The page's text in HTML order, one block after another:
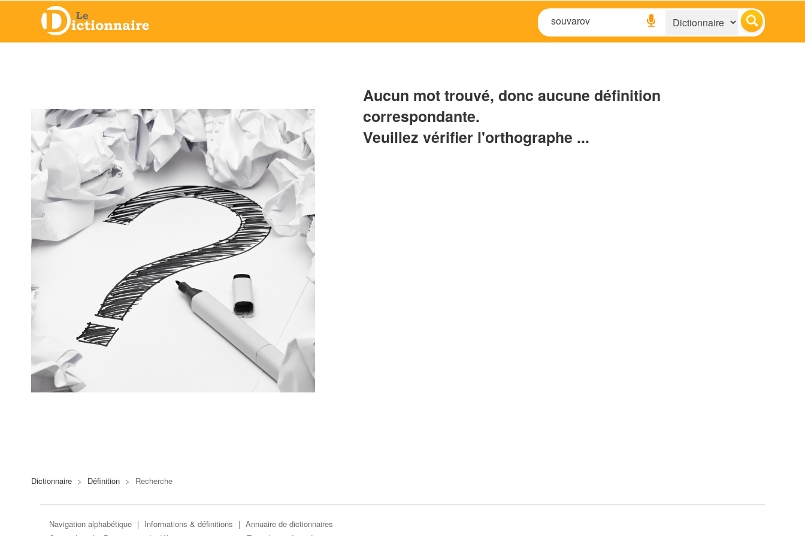
Aucun mot trouvé, donc aucune définition
correspondante.
Veuillez vérifier l'orthographe ...
Dictionnaire > Définition > Recherche
Navigation alphabétique | Informations & définitions | Annuaire de dictionnaires